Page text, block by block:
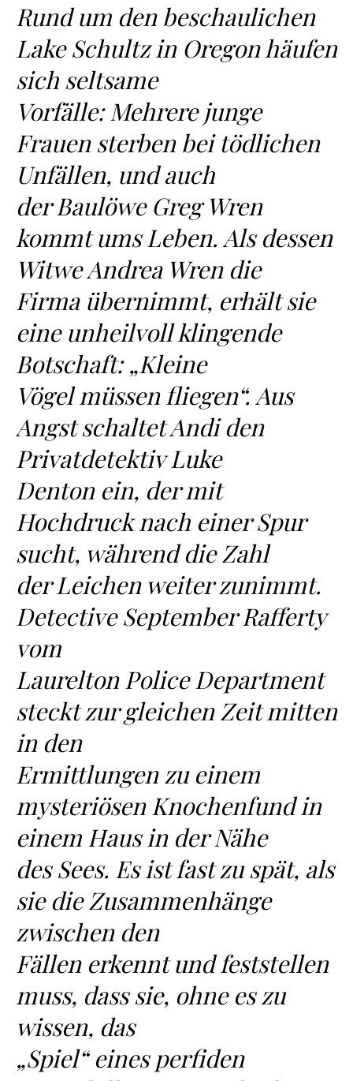
Rund um den beschaulichen
Lake Schultz in Oregon häufen
sich seltsame
Vorfälle: Mehrere junge
Frauen sterben bei tödlichen
Unfällen, und auch
der Baulöwe Greg Wren
kommt ums Leben. Als dessen
Witwe Andrea Wren die
Firma übernimmt, erhält sie
eine unheilvoll klingende
Botschaft: „Kleine
Vögel müssen fliegen“. Aus
Angst schaltet Andi den
Privatdetektiv Luke
Denton ein, der mit
Hochdruck nach einer Spur
sucht, während die Zahl
der Leichen weiter zunimmt.
Detective September Rafferty
vom
Laurelton Police Department
steckt zur gleichen Zeit mitten
in den
Ermittlungen zu einem
mysteriösen Knochenfund in
einem Haus in der Nähe
des Sees. Es ist fast zu spät, als
sie die Zusammenhänge
zwischen den
Fällen erkennt und feststellen
muss, dass sie, ohne es zu
wissen, das
„Spiel“ eines perfiden